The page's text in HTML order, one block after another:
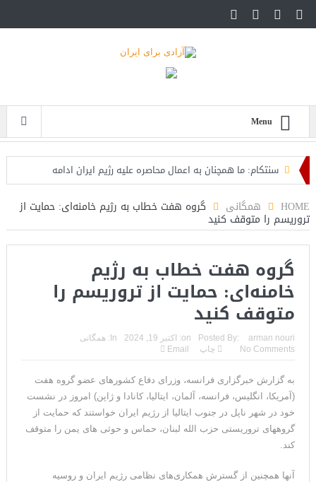
Menu
سنتکام: ما همچنان به اعمال محاصره علیه رژیم ایران ادامه
اسرائیل: حزب‌الله توافق آتش‌بس را نقض کرده، اقدام قاطعانه‌ای
در راه است
حمله دوباره حوثی‌ها به عربستان؛ سپاه: هیچ توافقی را نهایی
نخواهیم کرد+تحلیل
ترامپ: سرمایه‌گذاران دریافته‌اند که آمریکا در حال پیروزی است
مذاکرات تنگه هرمز به نتیجه نرسید؛ سپاه جنگ را برگزید/بازگشت دو
ناو هواپیمابر
ونزوئلا؛ منتقدان ترامپ اذعان می‌کنند که حق با او بود وضعیت
بهبود یافته است
HOME همگانی گروه هفت خطاب به رژیم خامنه‌ای: حمایت از
تروریسم را متوقف کنید
گروه هفت خطاب به رژیم
خامنه‌ای: حمایت از تروریسم را
متوقف کنید
Posted By: arman nouri
on: اکتبر 19, 2024 In:
همگانی
No Comments
چاپ Email
به گزارش خبرگزاری فرانسه، وزرای دفاع کشورهای عضو گروه هفت
(آمریکا، انگلیس، فرانسه، آلمان، ایتالیا، کانادا و ژاپن) امروز در نشست
خود در شهر ناپل در جنوب ایتالیا از رژیم ایران خواستند که حمایت از
گروههای تروریستی حزب الله لبنان، حماس و حوثی های یمن را متوقف
کند.
آنها همچنین از گسترش همکاری‌های نظامی رژیم ایران و روسیه